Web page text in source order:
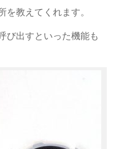
教えてくれます。
び出すといった機能も